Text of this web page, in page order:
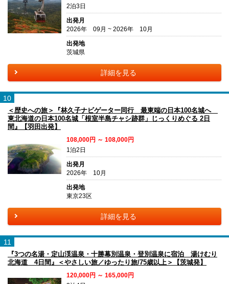
2泊3日
出発月
2026年 09月 ~ 2026年 10月
出発地
茨城県
詳細を見る
10
＜歴史への旅＞『林久子ナビゲーター同行 最東端の日本100名城へ
東北海道の日本100名城「根室半島チャシ跡群」じっくりめぐる 2日
間』【羽田出発】
108,000円 ～ 108,000円
1泊2日
出発月
2026年 10月
出発地
東京23区
詳細を見る
11
『3つの名湯・定山渓温泉・十勝幕別温泉・登別温泉に宿泊 湯けむり
北海道 4日間』＜やさしい旅／ゆったり旅/75歳以上＞【茨城発】
120,000円 ～ 165,000円